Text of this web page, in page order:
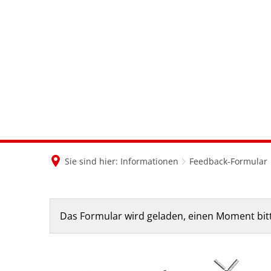
Sie sind hier: Informationen Feedback-Formular
Feedback-
Formular
Das Formular wird geladen, einen Moment